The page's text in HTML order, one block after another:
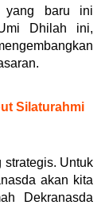
yang baru ini
Dhilah ini,
Silaturahmi
strategis. Untuk
akan kita
Dekranasda